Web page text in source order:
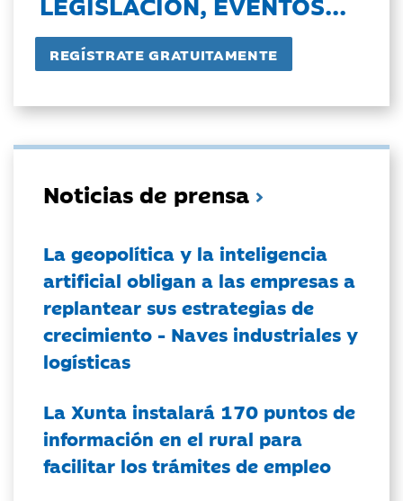
Noticias de prensa
La geopolítica y la inteligencia
artificial obligan a las empresas a
replantear sus estrategias de
crecimiento - Naves industriales y
logísticas
La Xunta instalará 170 puntos de
información en el rural para
facilitar los trámites de empleo